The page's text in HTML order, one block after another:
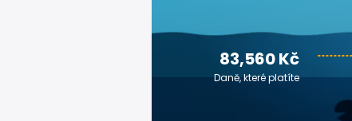
83,560 Kč
Daně, které platíte